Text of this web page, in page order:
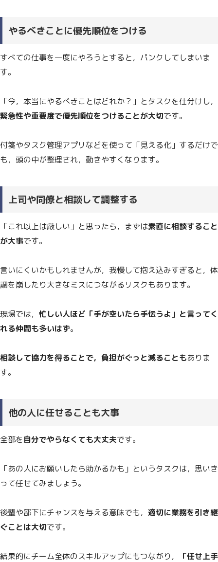
やるべきことに優先順位をつける
すべての仕事を一度にやろうとすると，パンクしてしまいま
す。
「今，本当にやるべきことはどれか？」とタスクを仕分けし，
緊急性や重要度で優先順位をつけることが大切です。
付箋やタスク管理アプリなどを使って「見える化」するだけで
も，頭の中が整理され，動きやすくなります。
上司や同僚と相談して調整する
「これ以上は厳しい」と思ったら，まずは素直に相談すること
が大事です。
言いにくいかもしれませんが，我慢して抱え込みすぎると，体
調を崩したり大きなミスにつながるリスクもあります。
現場では， 忙しい人ほど「手が空いたら手伝うよ」と言ってく
れる仲間も多いはず。
相談して協力を得ることで，負担がぐっと減ることもありま
す。
他の人に任せることも大事
全部を自分でやらなくても大丈夫です。
「あの人にお願いしたら助かるかも」というタスクは，思いき
って任せてみましょう。
後輩や部下にチャンスを与える意味でも， 適切に業務を引き継
ぐことは大切です。
結果的にチーム全体のスキルアップにもつながり，
「任せ上手